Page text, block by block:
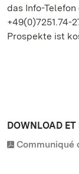
das Info-
+49(0)7251.74-
Prospekte ist
DOWNLOAD ET
Communiqué